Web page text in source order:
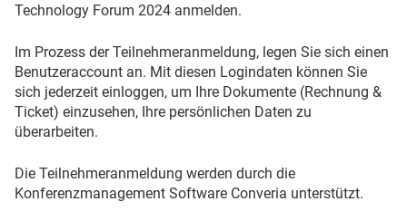
Technology Forum 2024 anmelden.
Im Prozess der Teilnehmeranmeldung, legen Sie sich einen
Benutzeraccount an. Mit diesen Logindaten können Sie
sich jederzeit einloggen, um Ihre Dokumente (Rechnung &
Ticket) einzusehen, Ihre persönlichen Daten zu
überarbeiten.
Die Teilnehmeranmeldung werden durch die
Konferenzmanagement Software Converia unterstützt.